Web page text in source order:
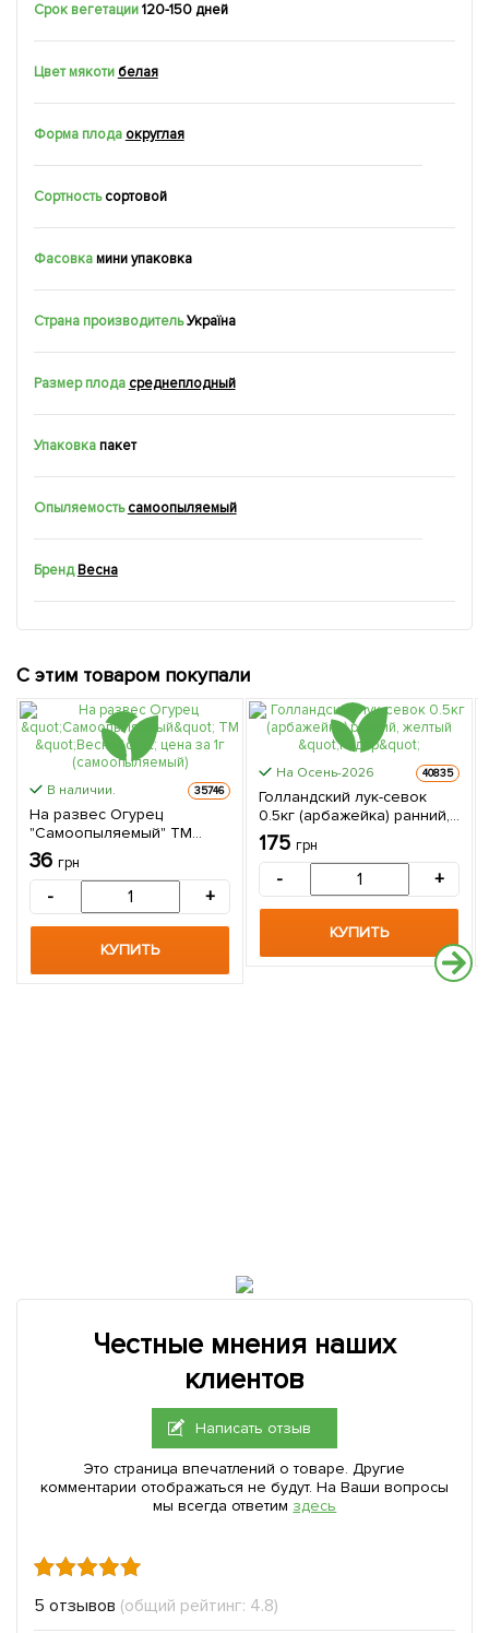
Срок вегетации 120-150 дней
Цвет мякоти белая
Форма плода округлая
Сортность сортовой
Фасовкамини упаковка
Страна производитель Україна
Размер плода среднеплодный
Упаковкапакет
Опыляемость самоопыляемый
БрендВесна
С этим товаром покупали
В наличии. 35746
На развес Огурец
"Самоопыляемый" ТМ
"Весна" цена за 1г
(самоопыляемый)
36 грн
- +
КУПИТЬ
На Осень-2026 40835
Голландский лук-севок
0.5кг (арбажейка) ранний,
желтый "Радар"
175 грн
- +
КУПИТЬ
Честные мнения наших
клиентов
Написать отзыв
Это страница впечатлений о товаре. Другие
комментарии отображаться не будут. На Ваши вопросы
мы всегда ответим здесь
5 отзывов (общий рейтинг: 4.8)